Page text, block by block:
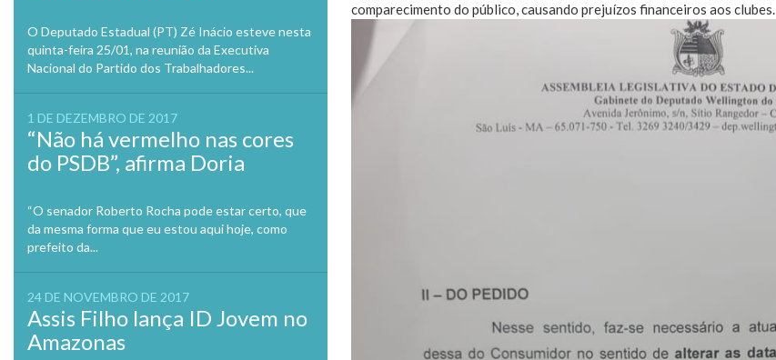
O Deputado Estadual (PT) Zé Inácio esteve nesta
quinta-feira 25/01, na reunião da Executiva
Nacional do Partido dos Trabalhadores...
1 DE DEZEMBRO DE 2017
“Não há vermelho nas cores
do PSDB”, afirma Doria
“O senador Roberto Rocha pode estar certo, que
da mesma forma que eu estou aqui hoje, como
prefeito da...
24 DE NOVEMBRO DE 2017
Assis Filho lança ID Jovem no
Amazonas
comparecimento do público, causando prejuízos financeiros aos clubes.